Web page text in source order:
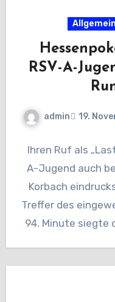
RSV-A-
admin 19.
Ihren Ruf als
A-Jugend auch
Korbach
Treffer des
94. Minute siegte